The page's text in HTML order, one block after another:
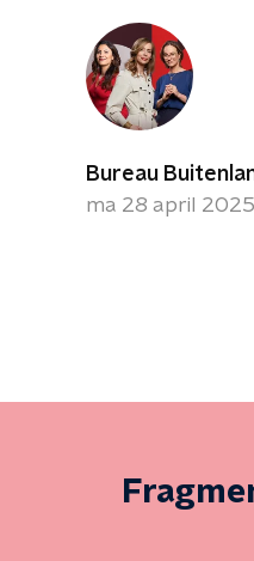
Bureau
ma 28 april